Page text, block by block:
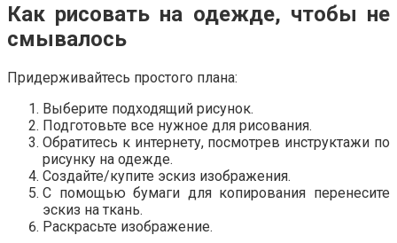
Как рисовать на одежде, чтобы не
смывалось
Придерживайтесь простого плана:
Выберите подходящий рисунок.
Подготовьте все нужное для рисования.
Обратитесь к интернету, посмотрев инструктажи по
рисунку на одежде.
Создайте/купите эскиз изображения.
С помощью бумаги для копирования перенесите
эскиз на ткань.
Раскрасьте изображение.